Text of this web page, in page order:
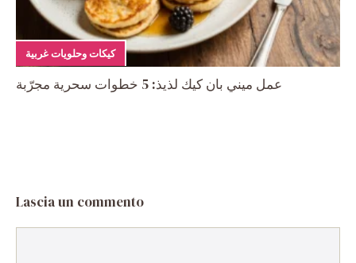
كيكات وحلويات غربية
عمل ميني بان كيك لذيذ: 5 خطوات سحرية مجرّبة
Lascia un commento